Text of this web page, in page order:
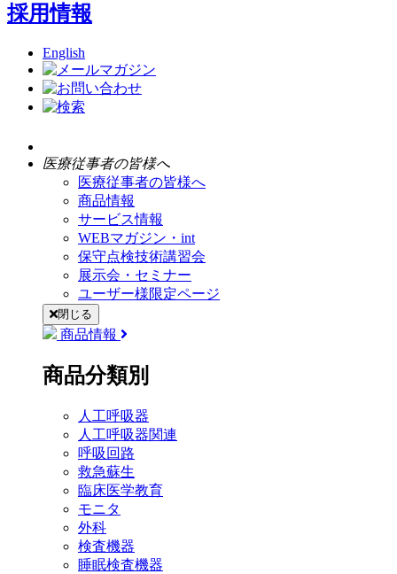
採用情報
English
医療従事者の皆様へ
医療従事者の皆様へ
商品情報
サービス情報
WEBマガジン・int
保守点検技術講習会
展示会・セミナー
ユーザー様限定ページ
閉じる
商品情報
商品分類別
人工呼吸器
人工呼吸器関連
呼吸回路
救急蘇生
臨床医学教育
モニタ
外科
検査機器
睡眠検査機器